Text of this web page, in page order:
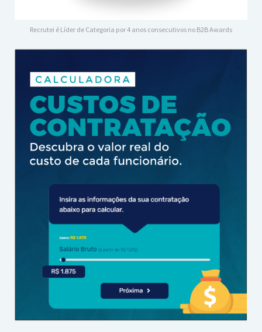
Recrutei é Líder de Categoria por 4 anos consecutivos no B2B Awards